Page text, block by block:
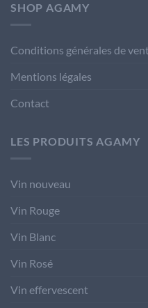
SHOP AGAMY
Conditions générales de
Mentions légales
Contact
LES PRODUITS AGAMY
Vin nouveau
Vin Rouge
Vin Blanc
Vin Rosé
Vin effervescent